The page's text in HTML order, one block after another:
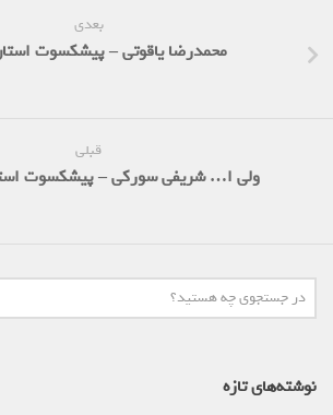
بعدی
محمدرضا یاقوتی – پیشکسوت
قبلی
ولی ا… شریفی سورکی – پیشکسوت
نوشته‌های تازه